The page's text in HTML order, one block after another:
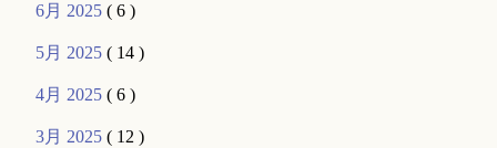
6月 2025( 6 )
5月 2025( 14 )
4月 2025( 6 )
3月 2025( 12 )